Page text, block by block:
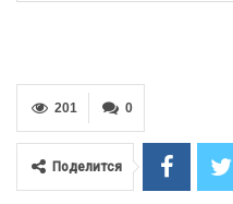
0
201
Поделится